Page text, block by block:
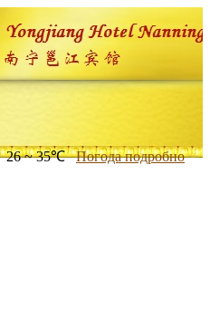
26 ~ 35℃ Погода подробно